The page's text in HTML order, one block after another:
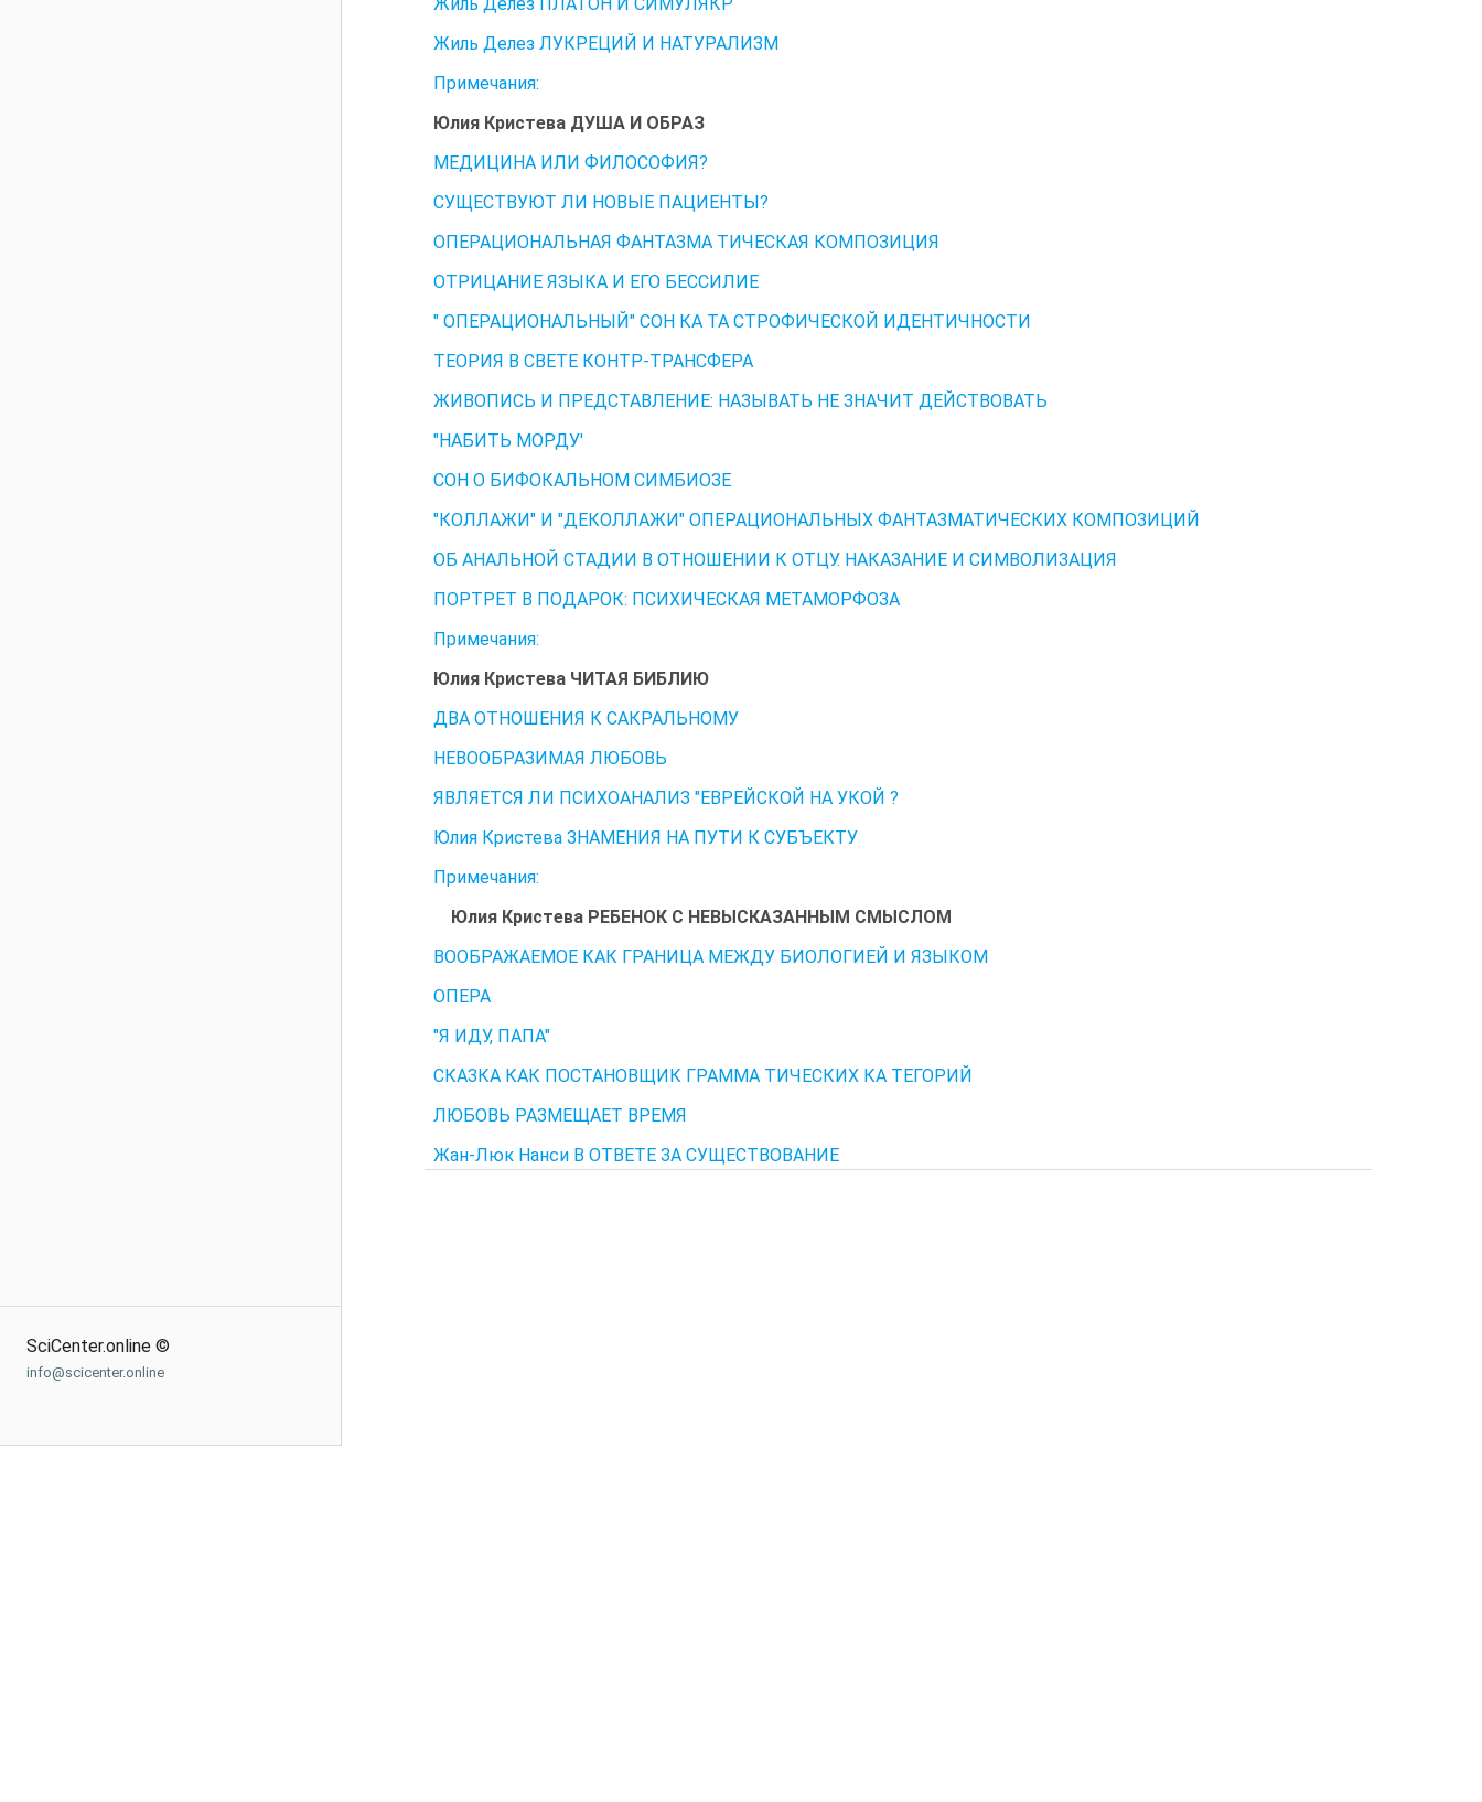
SciCenter.online ©
info@scicenter.online
Жиль Делез ЛУКРЕЦИЙ И НАТУРАЛИЗМ
Примечания:
Юлия Кристева ДУША И ОБРАЗ
МЕДИЦИНА ИЛИ ФИЛОСОФИЯ?
СУЩЕСТВУЮТ ЛИ НОВЫЕ ПАЦИЕНТЫ?
ОПЕРАЦИОНАЛЬНАЯ ФАНТАЗМА ТИЧЕСКАЯ КОМПОЗИЦИЯ
ОТРИЦАНИЕ ЯЗЫКА И ЕГО БЕССИЛИЕ
" ОПЕРАЦИОНАЛЬНЫЙ" СОН КА ТА СТРОФИЧЕСКОЙ ИДЕНТИЧНОСТИ
ТЕОРИЯ В СВЕТЕ КОНТР-ТРАНСФЕРА
ЖИВОПИСЬ И ПРЕДСТАВЛЕНИЕ: НАЗЫВАТЬ НЕ ЗНАЧИТ ДЕЙСТВОВАТЬ
"НАБИТЬ МОРДУ'
СОН О БИФОКАЛЬНОМ СИМБИОЗЕ
"КОЛЛАЖИ" И "ДЕКОЛЛАЖИ" ОПЕРАЦИОНАЛЬНЫХ ФАНТАЗМАТИЧЕСКИХ КОМПОЗИЦИЙ
ОБ АНАЛЬНОЙ СТАДИИ В ОТНОШЕНИИ К ОТЦУ. НАКАЗАНИЕ И СИМВОЛИЗАЦИЯ
ПОРТРЕТ В ПОДАРОК: ПСИХИЧЕСКАЯ МЕТАМОРФОЗА
Примечания:
Юлия Кристева ЧИТАЯ БИБЛИЮ
ДВА ОТНОШЕНИЯ К САКРАЛЬНОМУ
НЕВООБРАЗИМАЯ ЛЮБОВЬ
ЯВЛЯЕТСЯ ЛИ ПСИХОАНАЛИЗ "ЕВРЕЙСКОЙ НА УКОЙ ?
Юлия Кристева ЗНАМЕНИЯ НА ПУТИ К СУБЪЕКТУ
Примечания:
Юлия Кристева РЕБЕНОК С НЕВЫСКАЗАННЫМ СМЫСЛОМ
ВООБРАЖАЕМОЕ КАК ГРАНИЦА МЕЖДУ БИОЛОГИЕЙ И ЯЗЫКОМ
ОПЕРА
"Я ИДУ, ПАПА"
СКАЗКА КАК ПОСТАНОВЩИК ГРАММА ТИЧЕСКИХ КА ТЕГОРИЙ
ЛЮБОВЬ РАЗМЕЩАЕТ ВРЕМЯ
Жан-Люк Нанси В ОТВЕТЕ ЗА СУЩЕСТВОВАНИЕ